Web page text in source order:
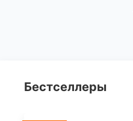
Бестселлеры